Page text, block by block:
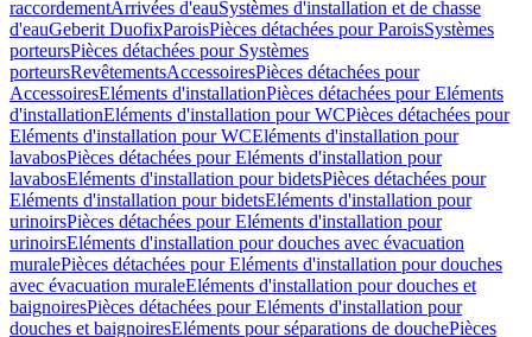
raccordementArrivées d'eauSystèmes d'installation et de chasse
d'eauGeberit DuofixParoisPièces détachées pour ParoisSystèmes
porteursPièces détachées pour Systèmes
porteursRevêtementsAccessoiresPièces détachées pour
AccessoiresEléments d'installationPièces détachées pour Eléments
d'installationEléments d'installation pour WCPièces détachées pour
Eléments d'installation pour WCEléments d'installation pour
lavabosPièces détachées pour Eléments d'installation pour
lavabosEléments d'installation pour bidetsPièces détachées pour
Eléments d'installation pour bidetsEléments d'installation pour
urinoirsPièces détachées pour Eléments d'installation pour
urinoirsEléments d'installation pour douches avec évacuation
muralePièces détachées pour Eléments d'installation pour douches
avec évacuation muraleEléments d'installation pour douches et
baignoiresPièces détachées pour Eléments d'installation pour
douches et baignoiresEléments pour séparations de douchePièces